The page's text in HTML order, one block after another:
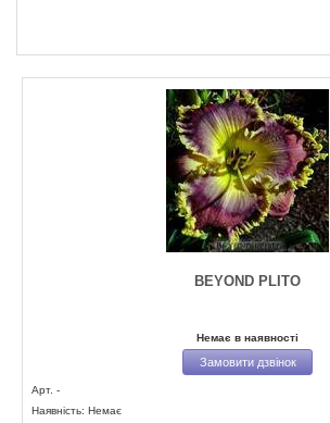
BEYOND PLITO
Немає в наявності
Замовити дзвінок
Арт. -
Наявність: Немає